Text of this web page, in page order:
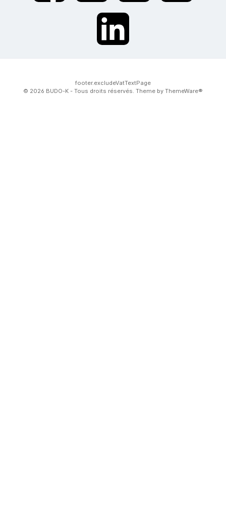
twt.widget.communities.linkedin.name
footer.excludeVatTextPage
© 2026 BUDO-K - Tous droits réservés. Theme by ThemeWare®